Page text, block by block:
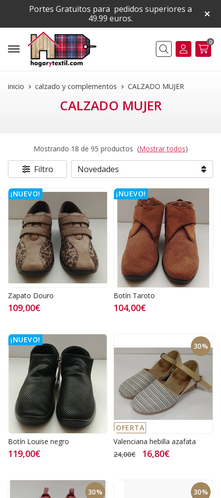
Portes Gratuitos para pedidos superiores a
49.99 euros.
Buscar
0
inicio calzado y complementos CALZADO MUJER
CALZADO MUJER
Mostrando 18 de 95 productos (Mostrar todos)
Filtro
¡NUEVO!
Zapato Douro
109,00€
¡NUEVO!
Botín Taroto
104,00€
¡NUEVO!
Botín Louise negro
119,00€
30%
OFERTA
Valenciana hebilla azafata
24,00€
16,80€
30% 30%